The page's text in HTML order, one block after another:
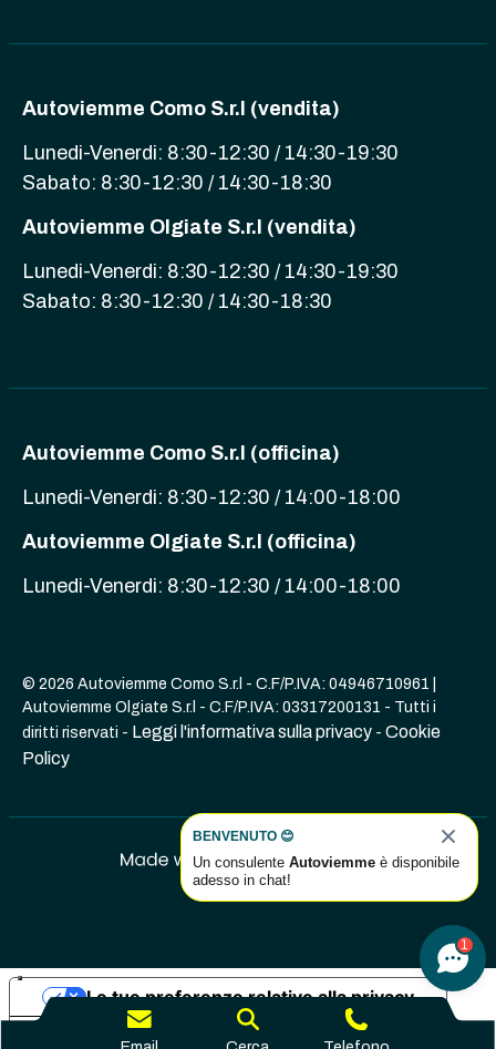
Autoviemme Como S.r.l (vendita)
Lunedi-Venerdi: 8:30-12:30 / 14:30-19:30
Sabato: 8:30-12:30 / 14:30-18:30
Autoviemme Olgiate S.r.l (vendita)
Lunedi-Venerdi: 8:30-12:30 / 14:30-19:30
Sabato: 8:30-12:30 / 14:30-18:30
Autoviemme Como S.r.l (officina)
Lunedi-Venerdi: 8:30-12:30 / 14:00-18:00
Autoviemme Olgiate S.r.l (officina)
Lunedi-Venerdi: 8:30-12:30 / 14:00-18:00
© 2026 Autoviemme Como S.r.l - C.F/P.IVA: 04946710961 |
Autoviemme Olgiate S.r.l - C.F/P.IVA: 03317200131 - Tutti i
diritti riservati - Leggi l'informativa sulla privacy - Cookie
Policy
1
BENVENUTO 😊
Un consulenteAutoviemme è disponibile
adesso in chat!
Informativa sulla raccolta
Le tue preferenze relative alla privacy